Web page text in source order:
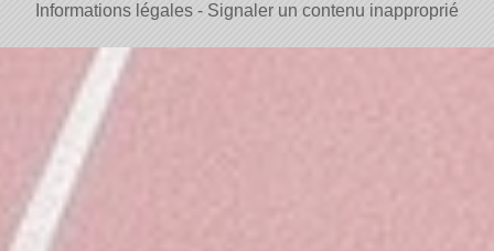
Informations légales
Signaler un contenu inapproprié